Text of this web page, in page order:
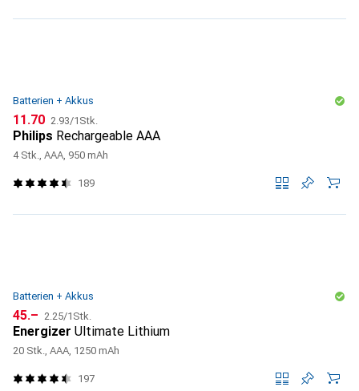
Batterien + Akkus
CHF
11.70 CHF
2.93/1Stk.
Philips Rechargeable AAA
4 Stk., AAA, 950 mAh
189
Batterien + Akkus
CHF
45.– CHF
2.25/1Stk.
Energizer Ultimate Lithium
20 Stk., AAA, 1250 mAh
197